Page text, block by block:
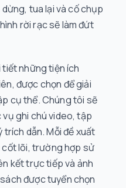
tua lại và cố chụp
rời rạc sẽ làm đứt
những tiện ích
được chọn để giải
cụ thể. Chúng tôi sẽ
ghi chú video, tập
dẫn. Mỗi đề xuất
lõi, trường hợp sử
kết trực tiếp và ảnh
được tuyển chọn